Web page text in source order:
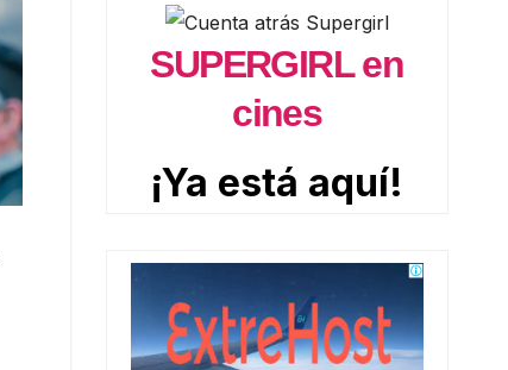
SUPERGIRL en
cines
¡Ya está aquí!